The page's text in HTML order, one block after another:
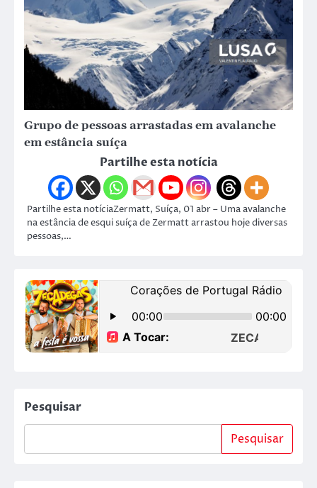
Grupo de pessoas arrastadas em avalanche
em estância suíça
Partilhe esta notícia
Partilhe esta notíciaZermatt, Suíça, 01 abr – Uma avalanche
na estância de esqui suíça de Zermatt arrastou hoje diversas
pessoas,…
Pesquisar
Pesquisar